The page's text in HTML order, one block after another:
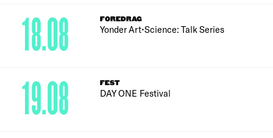
FOREDRAG
Yonder Art•Science: Talk Series
18.08
FEST
DAY ONE Festival
19.08